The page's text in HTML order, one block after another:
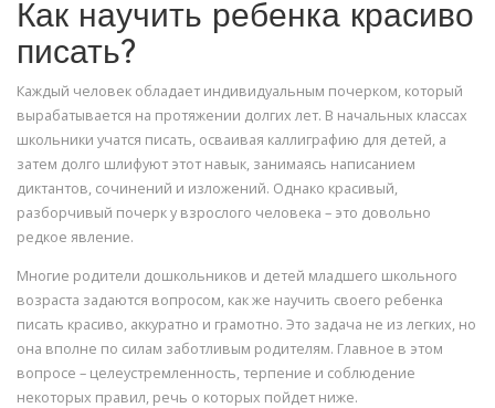
Как научить ребенка красиво
писать?
Каждый человек обладает индивидуальным почерком, который
вырабатывается на протяжении долгих лет. В начальных классах
школьники учатся писать, осваивая каллиграфию для детей, а
затем долго шлифуют этот навык, занимаясь написанием
диктантов, сочинений и изложений. Однако красивый,
разборчивый почерк у взрослого человека – это довольно
редкое явление.
Многие родители дошкольников и детей младшего школьного
возраста задаются вопросом, как же научить своего ребенка
писать красиво, аккуратно и грамотно. Это задача не из легких, но
она вполне по силам заботливым родителям. Главное в этом
вопросе – целеустремленность, терпение и соблюдение
некоторых правил, речь о которых пойдет ниже.